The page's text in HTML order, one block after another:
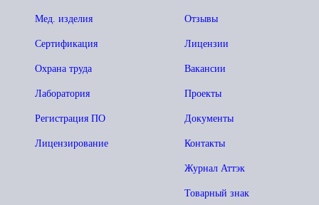
Отзывы
Лицензии
Вакансии
Проекты
Документы
Контакты
Журнал Аттэк
Товарный знак
Мед. изделия
Сертификация
Охрана труда
Лаборатория
Регистрация ПО
Лицензирование